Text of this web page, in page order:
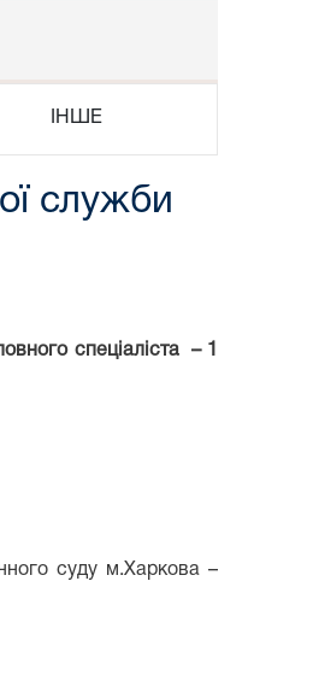
ІНШЕ
служби
спеціаліста – 1
суду м.Харкова –